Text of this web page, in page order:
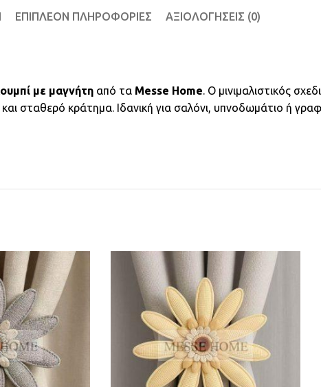
ΕΠΙΠΛΈΟΝ ΠΛΗΡΟΦΟΡΊΕΣ ΑΞΙΟΛΟΓΉΣΕΙΣ (0)
με μαγνήτη από τα Messe Home. Ο μινιμαλιστικός
σταθερό κράτημα. Ιδανική για σαλόνι, υπνοδωμάτιο ή